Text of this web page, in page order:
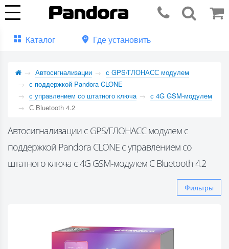
Каталог Где установить
Автосигнализации
с GPS/ГЛОНАСС модулем
с поддержкой Pandora CLONE
с управлением со штатного ключа
с 4G GSM-модулем
С Bluetooth 4.2
Автосигнализации с GPS/ГЛОНАСС модулем с
поддержкой Pandora CLONE с управлением со
штатного ключа с 4G GSM-модулем С Bluetooth 4.2
Фильтры